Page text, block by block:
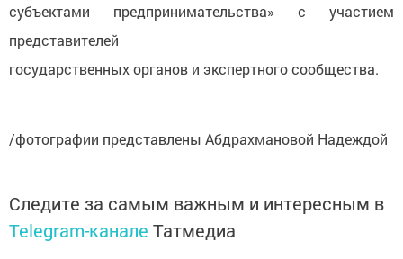
субъектами предпринимательства» с участием
представителей
государственных органов и экспертного сообщества.
/фотографии представлены Абдрахмановой Надеждой
Следите за самым важным и интересным в
Telegram-канале Татмедиа